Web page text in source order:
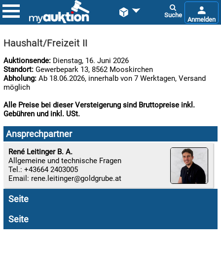
 
07.08:

07.08:
07.08:
Haushalt/Freizeit II
Auktionsende: Dienstag, 16. Juni 2026
Standort: Gewerbepark 13, 8562 Mooskirchen
Abholung: Ab 18.06.2026, innerhalb von 7 Werktagen, Versand
möglich
Alle Preise bei dieser Versteigerung sind Bruttopreise inkl.
Gebühren und inkl. USt.
Ansprechpartner
René Leitinger B. A.
Allgemeine und technische Fragen
Tel.: +43664 2403005
Email: rene.leitinger
Seite
Seite